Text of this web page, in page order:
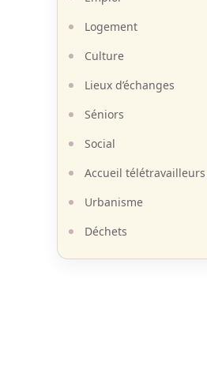
Logement
Culture
Lieux d’échanges
Séniors
Social
Accueil télétravailleurs
Urbanisme
Déchets